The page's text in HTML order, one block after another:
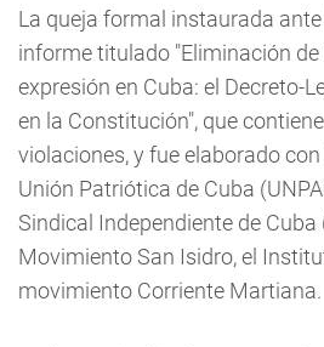
La queja formal instaurada ante
informe titulado "Eliminación
expresión en Cuba: el Decreto-
en la Constitución", que
violaciones, y fue elaborado
Unión Patriótica de Cuba
Sindical Independiente de Cuba
Movimiento San Isidro, el
movimiento Corriente Martiana.